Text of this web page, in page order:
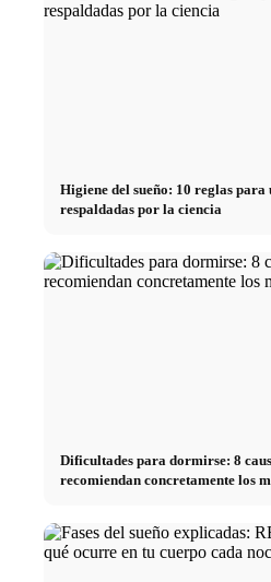
Higiene del sueño: 10 reglas para
respaldadas por la ciencia
Dificultades para dormirse: 8
recomiendan concretamente los